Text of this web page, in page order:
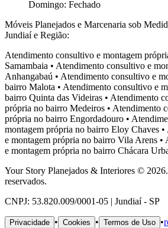
Domingo: Fechado
Móveis Planejados e Marcenaria sob
Jundiaí e Região:
Atendimento consultivo e montagem
Samambaia • Atendimento consultivo e
Anhangabaú • Atendimento consultivo e
bairro Malota • Atendimento consultivo e
bairro Quinta das Videiras • Atendimento
própria no bairro Medeiros • Atendimento
própria no bairro Engordadouro •
montagem própria no bairro Eloy Chaves •
e montagem própria no bairro Vila Arens •
e montagem própria no bairro Chácara
Your Story Planejados & Interiores ©
reservados.
CNPJ: 53.820.009/0001-05 | Jundiaí - SP
Privacidade • Cookies • Termos de Uso •